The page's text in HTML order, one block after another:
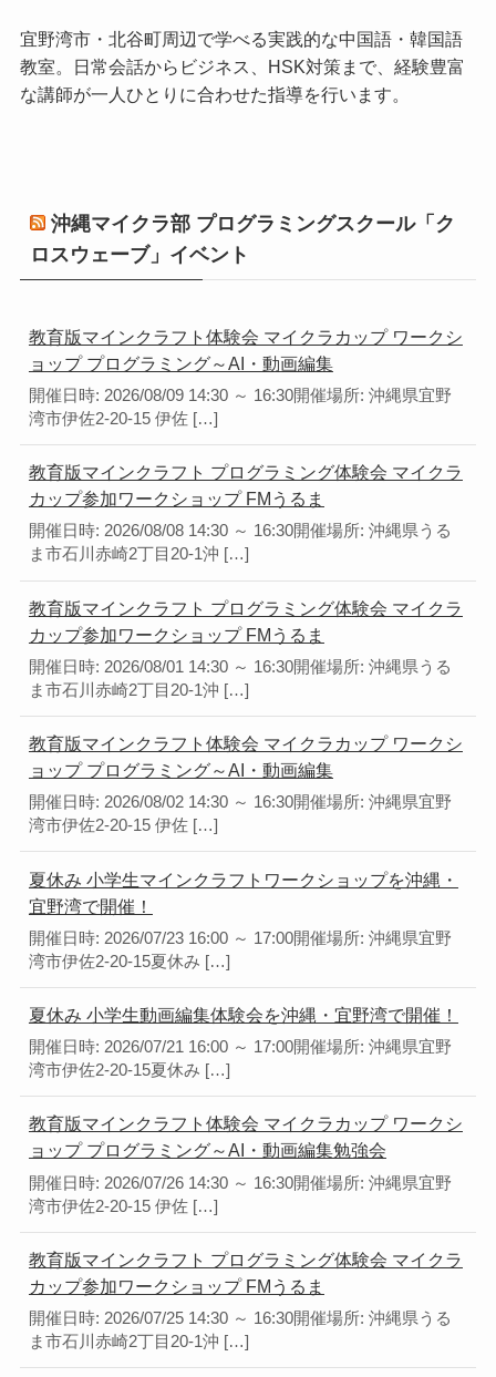
宜野湾市・北谷町周辺で学べる実践的な中国語・韓国語
教室。日常会話からビジネス、HSK対策まで、経験豊富
な講師が一人ひとりに合わせた指導を行います。
沖縄マイクラ部 プログラミングスクール「ク
ロスウェーブ」イベント
教育版マインクラフト体験会 マイクラカップ ワークシ
ョップ プログラミング～AI・動画編集
開催日時: 2026/08/09 14:30 ～ 16:30開催場所: 沖縄県宜野
湾市伊佐2-20-15 伊佐 […]
教育版マインクラフト プログラミング体験会 マイクラ
カップ参加ワークショップ FMうるま
開催日時: 2026/08/08 14:30 ～ 16:30開催場所: 沖縄県うる
ま市石川赤崎2丁目20-1沖 […]
教育版マインクラフト プログラミング体験会 マイクラ
カップ参加ワークショップ FMうるま
開催日時: 2026/08/01 14:30 ～ 16:30開催場所: 沖縄県うる
ま市石川赤崎2丁目20-1沖 […]
教育版マインクラフト体験会 マイクラカップ ワークシ
ョップ プログラミング～AI・動画編集
開催日時: 2026/08/02 14:30 ～ 16:30開催場所: 沖縄県宜野
湾市伊佐2-20-15 伊佐 […]
夏休み 小学生マインクラフトワークショップを沖縄・
宜野湾で開催！
開催日時: 2026/07/23 16:00 ～ 17:00開催場所: 沖縄県宜野
湾市伊佐2-20-15夏休み […]
夏休み 小学生動画編集体験会を沖縄・宜野湾で開催！
開催日時: 2026/07/21 16:00 ～ 17:00開催場所: 沖縄県宜野
湾市伊佐2-20-15夏休み […]
教育版マインクラフト体験会 マイクラカップ ワークシ
ョップ プログラミング～AI・動画編集勉強会
開催日時: 2026/07/26 14:30 ～ 16:30開催場所: 沖縄県宜野
湾市伊佐2-20-15 伊佐 […]
教育版マインクラフト プログラミング体験会 マイクラ
カップ参加ワークショップ FMうるま
開催日時: 2026/07/25 14:30 ～ 16:30開催場所: 沖縄県うる
ま市石川赤崎2丁目20-1沖 […]